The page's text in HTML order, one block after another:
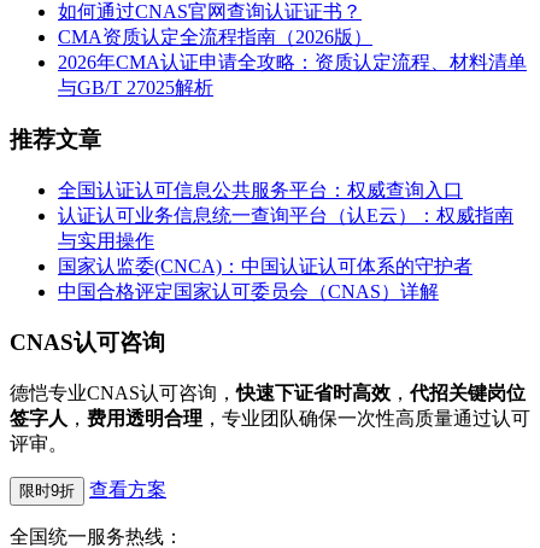
如何通过CNAS官网查询认证证书？
CMA资质认定全流程指南（2026版）
2026年CMA认证申请全攻略：资质认定流程、材料清单
与GB/T 27025解析
推荐文章
全国认证认可信息公共服务平台：权威查询入口
认证认可业务信息统一查询平台（认E云）：权威指南
与实用操作
国家认监委(CNCA)：中国认证认可体系的守护者
中国合格评定国家认可委员会（CNAS）详解
CNAS认可咨询
德恺专业CNAS认可咨询，快速下证省时高效 ，代招关键岗位
签字人 ， 费用透明合理 ，专业团队确保一次性高质量通过认可
评审。
限时9折 查看方案
全国统一服务热线：